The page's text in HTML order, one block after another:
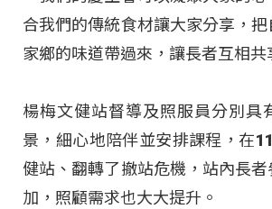
合我們的傳統食材讓大家分享，
家鄉的味道帶過來，讓長者互相共
楊梅文健站督導及照服員分別具
景，細心地陪伴並安排課程，在
健站、翻轉了撤站危機，站內長
加，照顧需求也大大提升。